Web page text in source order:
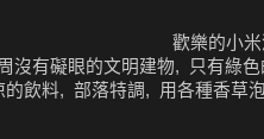
歡樂的小米
有礙眼的文明建物, 只有綠
飲料, 部落特調, 用各種香草